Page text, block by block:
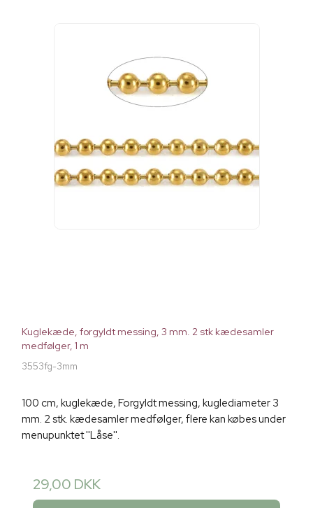
Kuglekæde, forgyldt messing, 3 mm. 2 stk kædesamler
medfølger, 1 m
3553fg-3mm
100 cm, kuglekæde, Forgyldt messing, kuglediameter 3
mm. 2 stk. kædesamler medfølger, flere kan købes under
menupunktet ''Låse''.
29,00 DKK